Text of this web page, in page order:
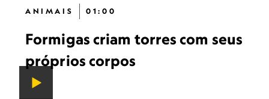
ANIMAIS 01:00
Formigas criam torres com seus
próprios corpos